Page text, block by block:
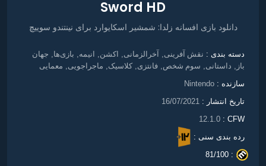
Sword HD
دانلود بازی افسانه زلدا: شمشیر اسکایوارد برای نینتندو سوییچ
دسته بندی : نقش آفرینی آخرالزمانی اکشن انیمه بازی‌ها جهان
باز
داستانی سوم شخص فانتزی کلاسیک ماجراجویی معمایی
سازنده : Nintendo
تاریخ انتشار : 16/07/2021
CFW :
12.1.0
رده بندی سنی :
. :
81/100